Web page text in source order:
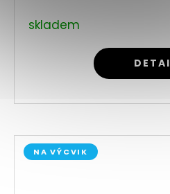
skladem
NA VÝCVIK